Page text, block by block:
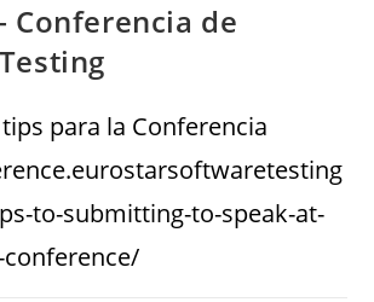
Conferencia de
para la Conferencia
to-submitting-to-speak-at-